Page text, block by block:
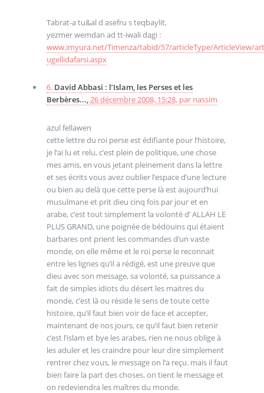
Tabrat-a tu&al d asefru s teqbaylit,
yezmer wemdan ad tt-iwali dagi :
www.imyura.net/Timenza/tabid/57/articleType/ArticleView/
ugellidafarsi.aspx
6. David Abbasi : l’Islam, les Perses et les
Berbères...,26 décembre 2008, 15:28, par nassim
azul fellawen
cette lettre du roi perse est édifiante pour l’histoire,
je l’ai lu et relu, c’est plein de politique, une chose
mes amis, en vous jetant pleinement dans la lettre
et ses écrits vous avez oublier l’espace d’une lecture
ou bien au delà que cette perse là est aujourd’hui
musulmane et prit dieu cinq fois par jour et en
arabe, c’est tout simplement la volonté d’ ALLAH LE
PLUS GRAND, une poignée de bédouins qui étaient
barbares ont prient les commandes d’un vaste
monde, on elle même et le roi perse le reconnait
entre les lignes qu’il a rédigé, est une preuve que
dieu avec son message, sa volonté, sa puissance a
fait de simples idiots du désert les maitres du
monde, c’est là ou réside le sens de toute cette
histoire, qu’il faut bien voir de face et accepter,
maintenant de nos jours, ce qu’il faut bien retenir
c’est l’islam et bye les arabes, rien ne nous oblige à
les aduler et les craindre pour leur dire simplement
rentrer chez vous, le message on l’a reçu. mais il faut
bien faire la part des choses. on tient le message et
on redeviendra les maîtres du monde.